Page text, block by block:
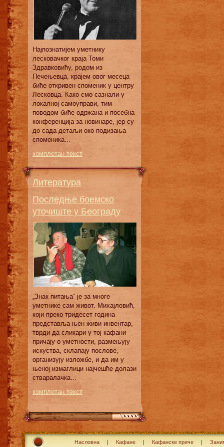
Најпознатијем уметнику
лесковачког краја Томи
Здравковићу, родом из
Печењевца, крајем овог месеца
биће откривен споменик у центру
Лесковца. Како смо сазнали у
локалној самоуправи, тим
поводом биће одржана и посебна
конференција за новинаре, јер су
до сада детаљи око подизања
споменика...
комплетан текст
Литература
Последње боемско
уточиште у Београду
„Знак питања“ је за многе
уметнике сам живот. Михајловић,
који преко тридесет година
представља њен живи инвентар,
тврди да сликари у тој кафани
причају о уметности, размењују
искуства, склапају послове,
организују изложбе, и да им у
њеној измаглици најчешће долази
стваралачка...
комплетан текст
Насловна Кафане Кафанске приче